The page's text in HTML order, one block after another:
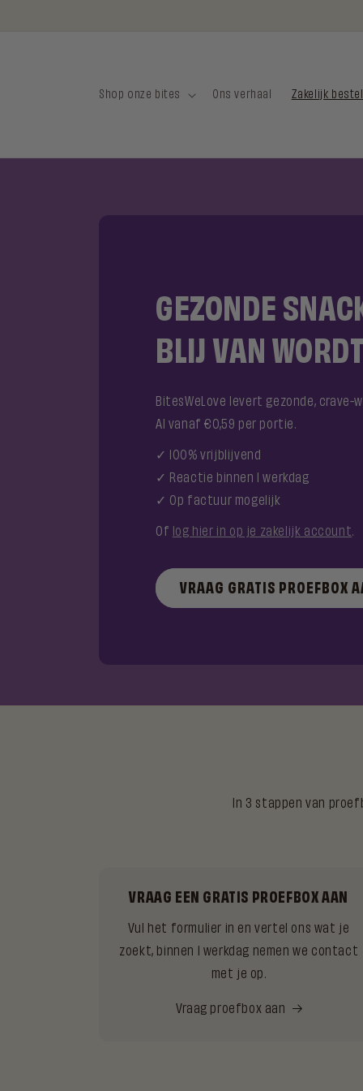
Shop onze bites Ons verhaal Zakelijk
GEZONDE
BLIJ VAN
BitesWeLove levert gezonde,
Al vanaf €0,59 per portie.
✓ 100% vrijblijvend
✓ Reactie binnen 1 werkdag
✓ Op factuur mogelijk
Of log hier in op je zakelijk account.
VRAAG GRATIS PROEFBOX
In 3 stappen van
VRAAG EEN GRATIS PROEFBOX AAN
Vul het formulier in en vertel ons wat je
zoekt, binnen 1 werkdag nemen we contact
met je op.
Vraag proefbox aan